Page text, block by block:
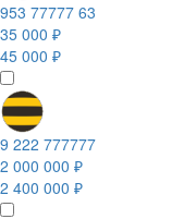
953 77777 63
35 000 ₽
45 000 ₽
9 222 777777
2 000 000 ₽
2 400 000 ₽